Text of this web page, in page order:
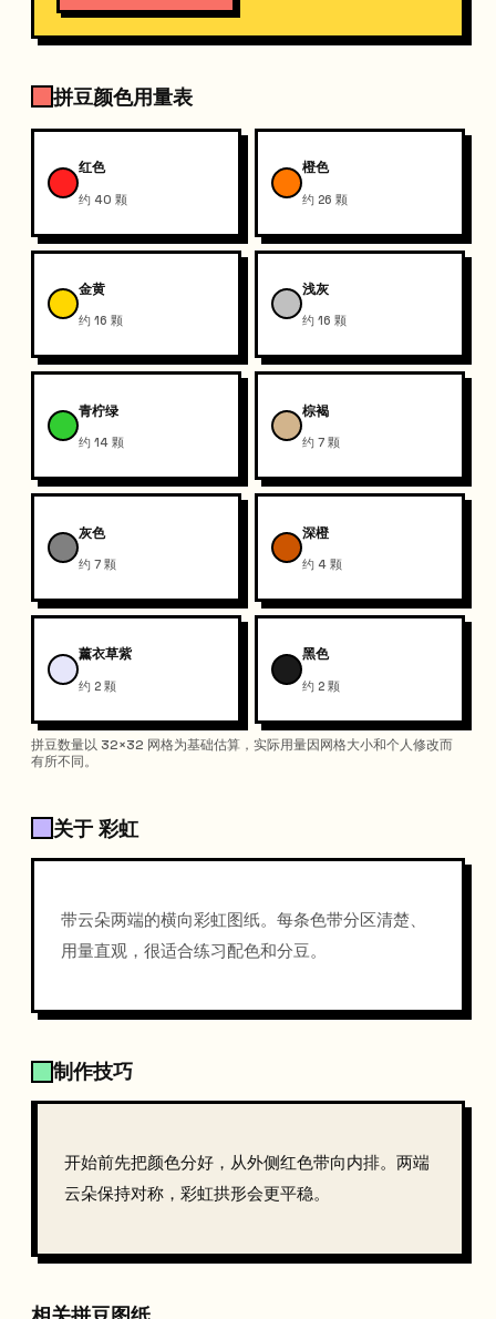
拼豆颜色用量表
红色
约 40 颗
橙色
约 26 颗
金黄
约 16 颗
浅灰
约 16 颗
青柠绿
约 14 颗
棕褐
约 7 颗
灰色
约 7 颗
深橙
约 4 颗
薰衣草紫
约 2 颗
黑色
约 2 颗
拼豆数量以 32×32 网格为基础估算，实际用量因网格大小和个人修改而
有所不同。
关于 彩虹
带云朵两端的横向彩虹图纸。每条色带分区清楚、
用量直观，很适合练习配色和分豆。
制作技巧
开始前先把颜色分好，从外侧红色带向内排。两端
云朵保持对称，彩虹拱形会更平稳。